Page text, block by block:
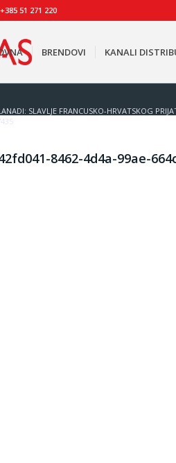
51 271 220
BRENDOVI KANALI
SLAVLJE FRANCUSKO-HRVATSKOG
8462-4d4a-99ae-